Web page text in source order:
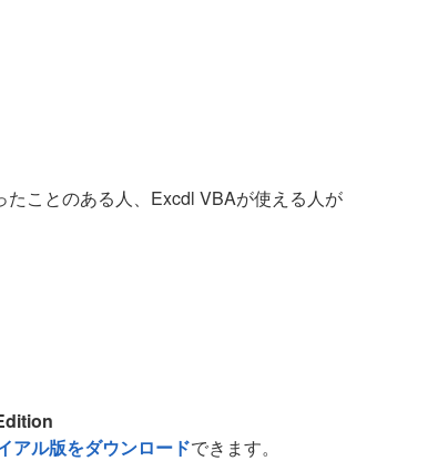
ことのある人、Excdl VBAが使える人が
アル版をダウンロードできます。